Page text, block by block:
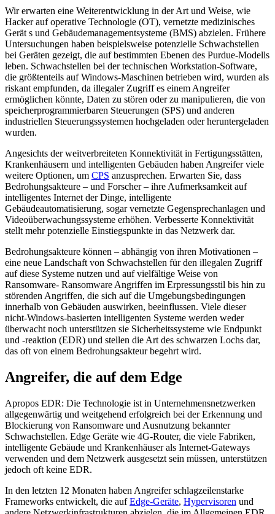
Wir erwarten eine Weiterentwicklung in der Art und Weise, wie
Hacker auf operative Technologie (OT), vernetzte medizinisches
Gerät s und Gebäudemanagementsysteme (BMS) abzielen. Frühere
Untersuchungen haben beispielsweise potenzielle Schwachstellen
bei Geräten gezeigt, die auf bestimmten Ebenen des Purdue-Modells
leben. Schwachstellen bei der technischen Workstation-Software,
die größtenteils auf Windows-Maschinen betrieben wird, wurden als
riskant empfunden, da illegaler Zugriff es einem Angreifer
ermöglichen könnte, Daten zu stören oder zu manipulieren, die von
speicherprogrammierbaren Steuerungen (SPS) und anderen
industriellen Steuerungssystemen hochgeladen oder heruntergeladen
wurden.
Angesichts der weitverbreiteten Konnektivität in Fertigungsstätten,
Krankenhäusern und intelligenten Gebäuden haben Angreifer viele
weitere Optionen, um CPS anzusprechen. Erwarten Sie, dass
Bedrohungsakteure – und Forscher – ihre Aufmerksamkeit auf
intelligentes Internet der Dinge, intelligente
Gebäudeautomatisierung, sogar vernetzte Gegensprechanlagen und
Videoüberwachungssysteme erhöhen. Verbesserte Konnektivität
stellt mehr potenzielle Einstiegspunkte in das Netzwerk dar.
Bedrohungsakteure können – abhängig von ihren Motivationen –
eine neue Landschaft von Schwachstellen für den illegalen Zugriff
auf diese Systeme nutzen und auf vielfältige Weise von
Ransomware- Ransomware Angriffen im Erpressungsstil bis hin zu
störenden Angriffen, die sich auf die Umgebungsbedingungen
innerhalb von Gebäuden auswirken, beeinflussen. Viele dieser
nicht-Windows-basierten intelligenten Systeme werden weder
überwacht noch unterstützen sie Sicherheitssysteme wie Endpunkt
und -reaktion (EDR) und stellen die Art des schwarzen Lochs dar,
das oft von einem Bedrohungsakteur begehrt wird.
Angreifer, die auf dem Edge
Apropos EDR: Die Technologie ist in Unternehmensnetzwerken
allgegenwärtig und weitgehend erfolgreich bei der Erkennung und
Blockierung von Ransomware und Ausnutzung bekannter
Schwachstellen. Edge Geräte wie 4G-Router, die viele Fabriken,
intelligente Gebäude und Krankenhäuser als Internet-Gateways
verwenden und dem Netzwerk ausgesetzt sein müssen, unterstützen
jedoch oft keine EDR.
In den letzten 12 Monaten haben Angreifer schlagzeilenstarke
Frameworks entwickelt, die aufEdge-Geräte, Hypervisoren und